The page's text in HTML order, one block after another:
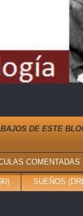
DE ESTE
COMENTADAS
SUEÑOS